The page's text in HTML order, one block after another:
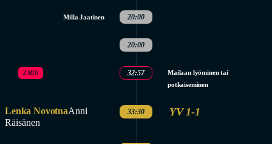
Milla Jaatinen 20:00
20:00
32:57
Mailaan lyöminen tai
potkaiseminen
2 MIN
Lenka NovotnaAnni
Räisänen
33:30 YV 1-1